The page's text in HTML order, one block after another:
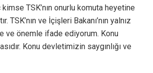
TSK’nın onurlu komuta heyetine
TSK’nın ve İçişleri Bakanı’nın yalnız
ve önemle ifade ediyorum. Konu
Konu devletimizin saygınlığı ve